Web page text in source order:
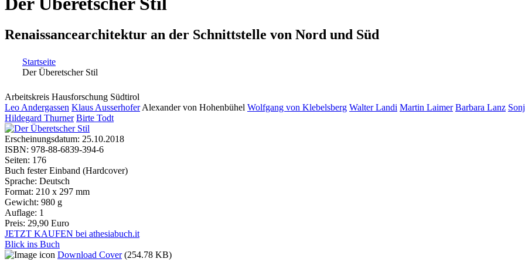
Renaissancearchitektur an der Schnittstelle von Nord und Süd
Sie sind hier
Startseite
Der Überetscher Stil
Arbeitskreis Hausforschung Südtirol
Leo Andergassen Klaus AusserhoferAlexander von Hohenbühel Wolfgang von Klebelsberg Walter Landi Martin Laimer Barbara Lanz
Hildegard Thurner Birte Todt
Erscheinungsdatum: 25.10.2018
ISBN: 978-88-6839-394-6
Seiten: 176
Buch fester Einband (Hardcover)
Sprache: Deutsch
Format: 210 x 297 mm
Gewicht: 980 g
Auflage: 1
Preis: 29,90 Euro
JETZT KAUFEN bei athesiabuch.it
Blick ins Buch
Download Cover (254.78 KB)